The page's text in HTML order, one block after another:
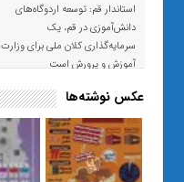
استاندار قم: توسعه اردوگاه‌های
دانش‌آموزی در قم، یک
سرمایه‌گذاری کلان ملی برای وزارت
آموزش و پرورش است
عکس نوشته‌ها